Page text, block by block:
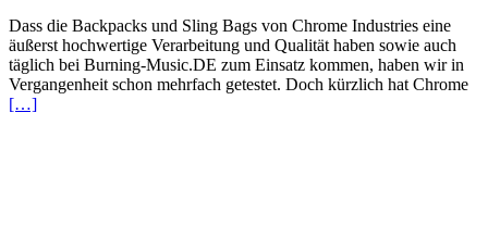
Dass die Backpacks und Sling Bags von Chrome Industries eine
äußerst hochwertige Verarbeitung und Qualität haben sowie auch
täglich bei Burning-Music.DE zum Einsatz kommen, haben wir in
Vergangenheit schon mehrfach getestet. Doch kürzlich hat Chrome
[…]